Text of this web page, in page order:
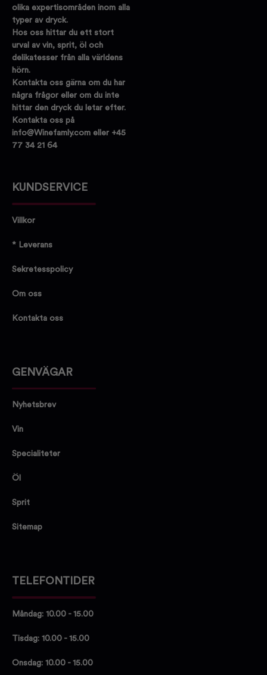
olika expertisområden inom alla
typer av dryck.
Hos oss hittar du ett stort
urval av vin, sprit, öl och
delikatesser från alla världens
hörn.
Kontakta oss gärna om du har
några frågor eller om du inte
hittar den dryck du letar efter.
Kontakta oss på
info@Winefamly.com eller +45
77 34 21 64
KUNDSERVICE
Villkor
* Leverans
Sekretesspolicy
Om oss
Kontakta oss
GENVÄGAR
Nyhetsbrev
Vin
Specialiteter
Öl
Sprit
Sitemap
TELEFONTIDER
Måndag: 10.00 - 15.00
Tisdag: 10.00 - 15.00
Onsdag: 10.00 - 15.00